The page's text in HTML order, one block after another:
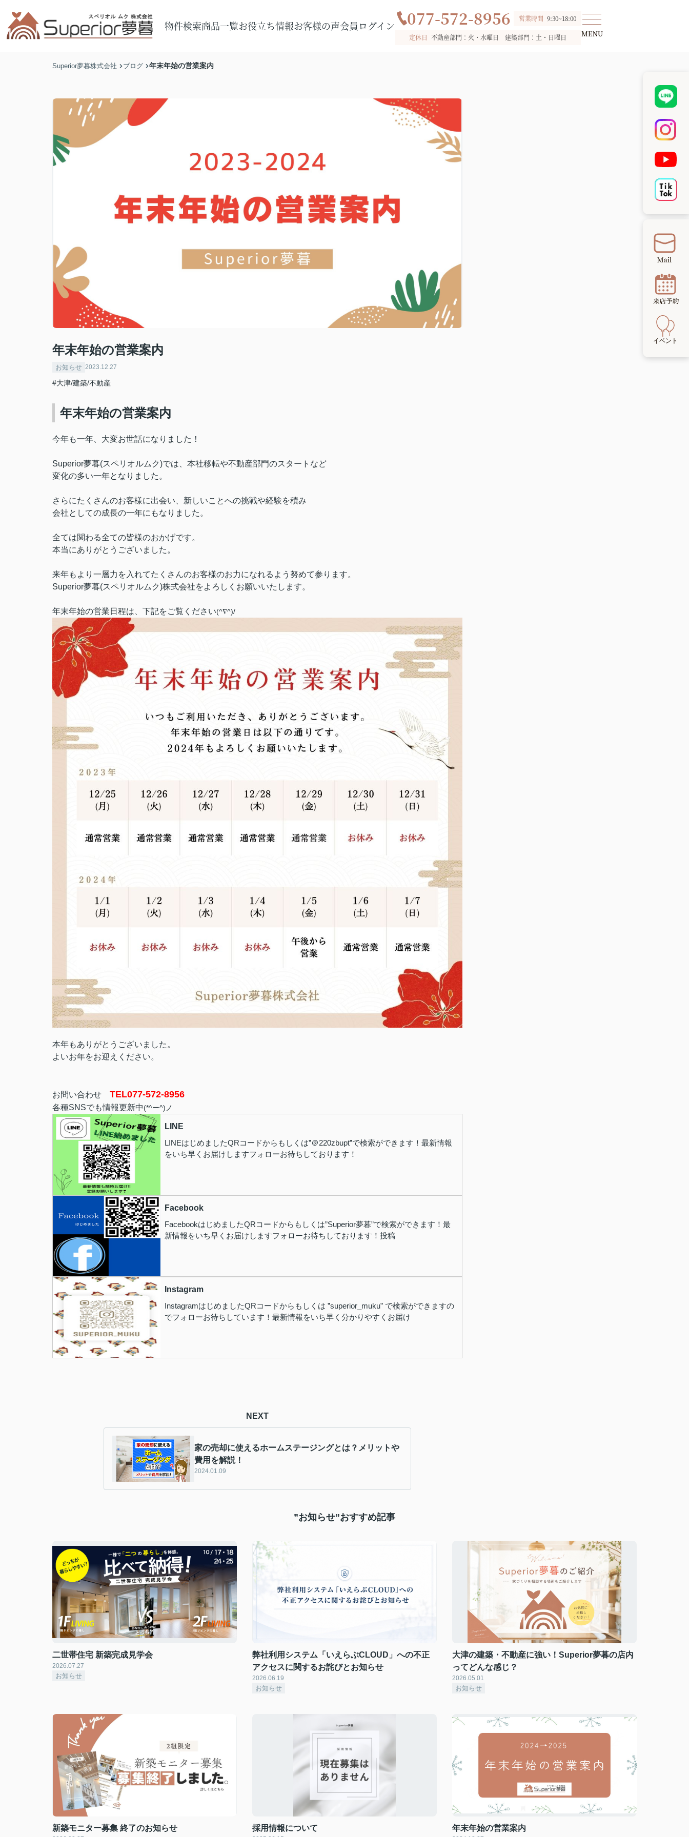
物件検索商品一覧お役立ち情報お客様の声会員ログイン 077-572-8956 営業時間 9:30~18:00
定休日 不動産部門：火・水曜日 建築部門：土・日曜日
Superior夢暮株式会社 ブログ 年末年始の営業案内
年末年始の営業案内
お知らせ 2023.12.27
#大津/建築/不動産
年末年始の営業案内
今年も一年、大変お世話になりました！
Superior夢暮(スペリオルムク)では、本社移転や不動産部門のスタートなど
変化の多い一年となりました。
さらにたくさんのお客様に出会い、新しいことへの挑戦や経験を積み
会社としての成長の一年にもなりました。
全ては関わる全ての皆様のおかげです。
本当にありがとうございました。
来年もより一層力を入れてたくさんのお客様のお力になれるよう 努めて参ります。
Superior夢暮(スペリオルムク)株式会社をよろしくお願いいたします。
年末年始の営業日程は、下記をご覧ください(^∇^)/
本年もありがとうございました。
よいお年をお迎えください。
お問い合わせ TEL077-572-8956
各種SNSでも情報更新中(*^ー^)ノ
LINE
LINEはじめましたQRコードからもしくは”＠220zbupt”で検索ができます！最新情報
をいち早くお届けしますフォローお待ちしております！
Facebook
FacebookはじめましたQRコードからもしくは”Superior夢暮”で検索ができます！最
新情報をいち早くお届けしますフォローお待ちしております！投稿
Instagram
InstagramはじめましたQRコードからもしくは ”superior_muku” で検索ができますの
でフォローお待ちしています！最新情報をいち早く分かりやすくお届け
NEXT
家の売却に使えるホームステージングとは？メリットや
費用を解説！
2024.01.09
”お知らせ”おすすめ記事
二世帯住宅 新築完成見学会
2026.07.27
お知らせ
弊社利用システム「いえらぶCLOUD」への不正
アクセスに関するお詫びとお知らせ
2026.06.19
お知らせ
大津の建築・不動産に強い！Superior夢暮の店内
ってどんな感じ？
2026.05.01
お知らせ
新築モニター募集 終了のお知らせ 採用情報について 年末年始の営業案内